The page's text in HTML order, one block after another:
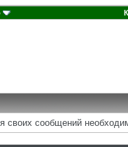
своих сообщений